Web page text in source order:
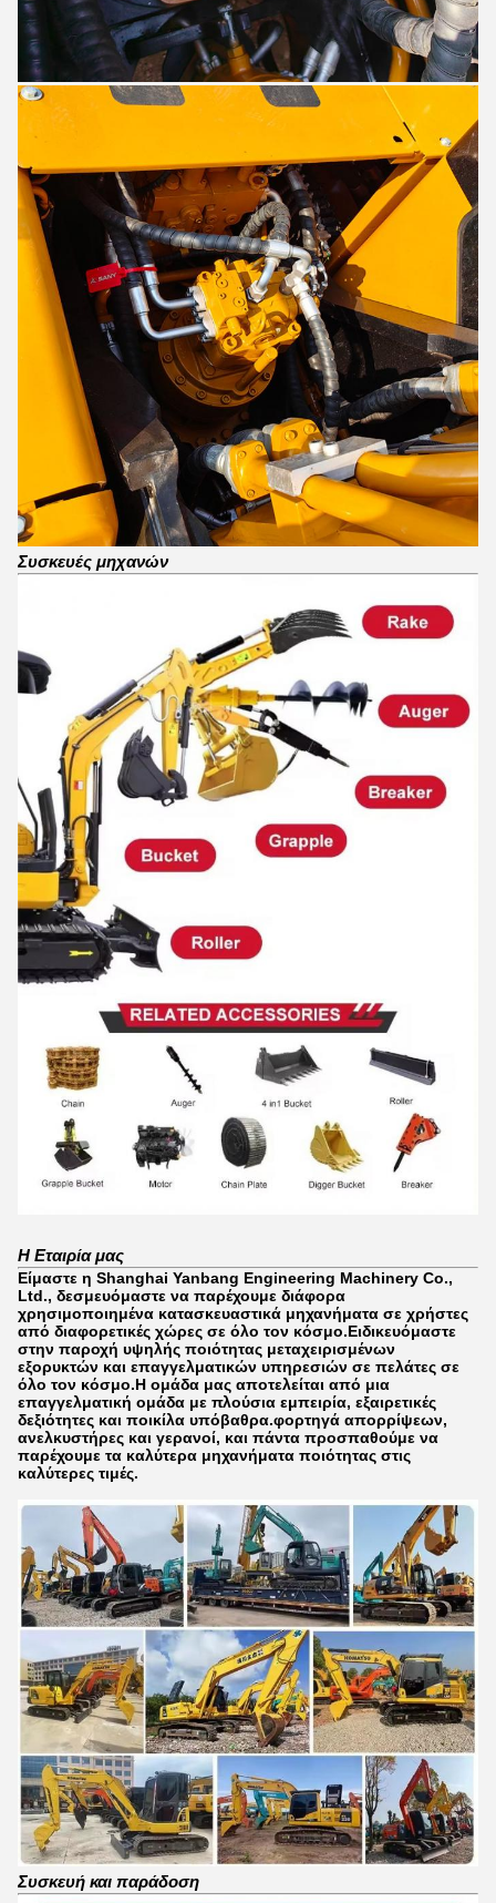
Συσκευές μηχανών
Η Εταιρία μας
Είμαστε η Shanghai Yanbang Engineering Machinery Co.,
Ltd., δεσμευόμαστε να παρέχουμε διάφορα
χρησιμοποιημένα κατασκευαστικά μηχανήματα σε χρήστες
από διαφορετικές χώρες σε όλο τον κόσμο.Ειδικευόμαστε
στην παροχή υψηλής ποιότητας μεταχειρισμένων
εξορυκτών και επαγγελματικών υπηρεσιών σε πελάτες σε
όλο τον κόσμο.Η ομάδα μας αποτελείται από μια
επαγγελματική ομάδα με πλούσια εμπειρία, εξαιρετικές
δεξιότητες και ποικίλα υπόβαθρα.φορτηγά απορρίψεων,
ανελκυστήρες και γερανοί, και πάντα προσπαθούμε να
παρέχουμε τα καλύτερα μηχανήματα ποιότητας στις
καλύτερες τιμές.
Συσκευή και παράδοση